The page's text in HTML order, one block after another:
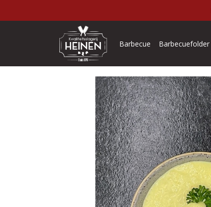
Barbecue Barbecuefolder